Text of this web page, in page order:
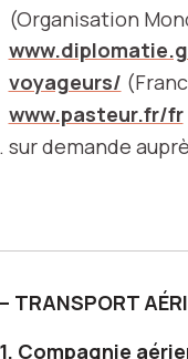
(Organisation
voyageurs/
www.pasteur.fr/fr
sur demande
TRANSPORT
Compagnie